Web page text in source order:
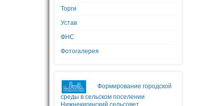
Торги
Устав
ФНС
Фотогалерея
Формирование городской
среды в сельском поселении
Нижнекигинский сельсовет